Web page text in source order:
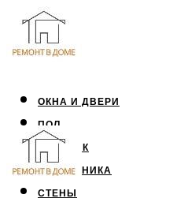
ОКНА И ДВЕРИ
ПОЛ
ПОТОЛОК
САНТЕХНИКА
СТЕНЫ